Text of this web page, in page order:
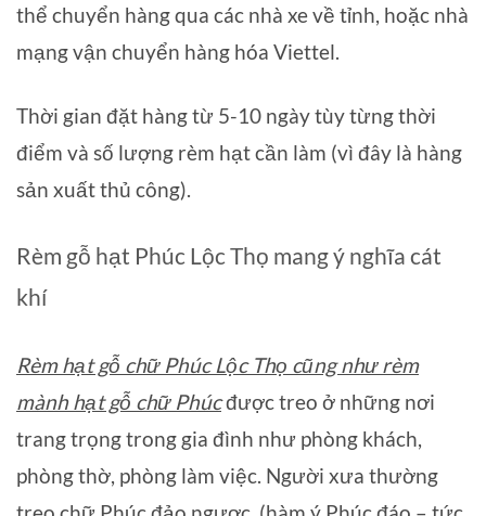
thể chuyển hàng qua các nhà xe về tỉnh, hoặc nhà
mạng vận chuyển hàng hóa Viettel.
Thời gian đặt hàng từ 5-10 ngày tùy từng thời
điểm và số lượng rèm hạt cần làm (vì đây là hàng
sản xuất thủ công).
Rèm gỗ hạt Phúc Lộc Thọ mang ý nghĩa cát
khí
Rèm hạt gỗ chữ Phúc Lộc Thọ cũng như rèm
mành hạt gỗ chữ Phúcđược treo ở những nơi
trang trọng trong gia đình như phòng khách,
phòng thờ, phòng làm việc. Người xưa thường